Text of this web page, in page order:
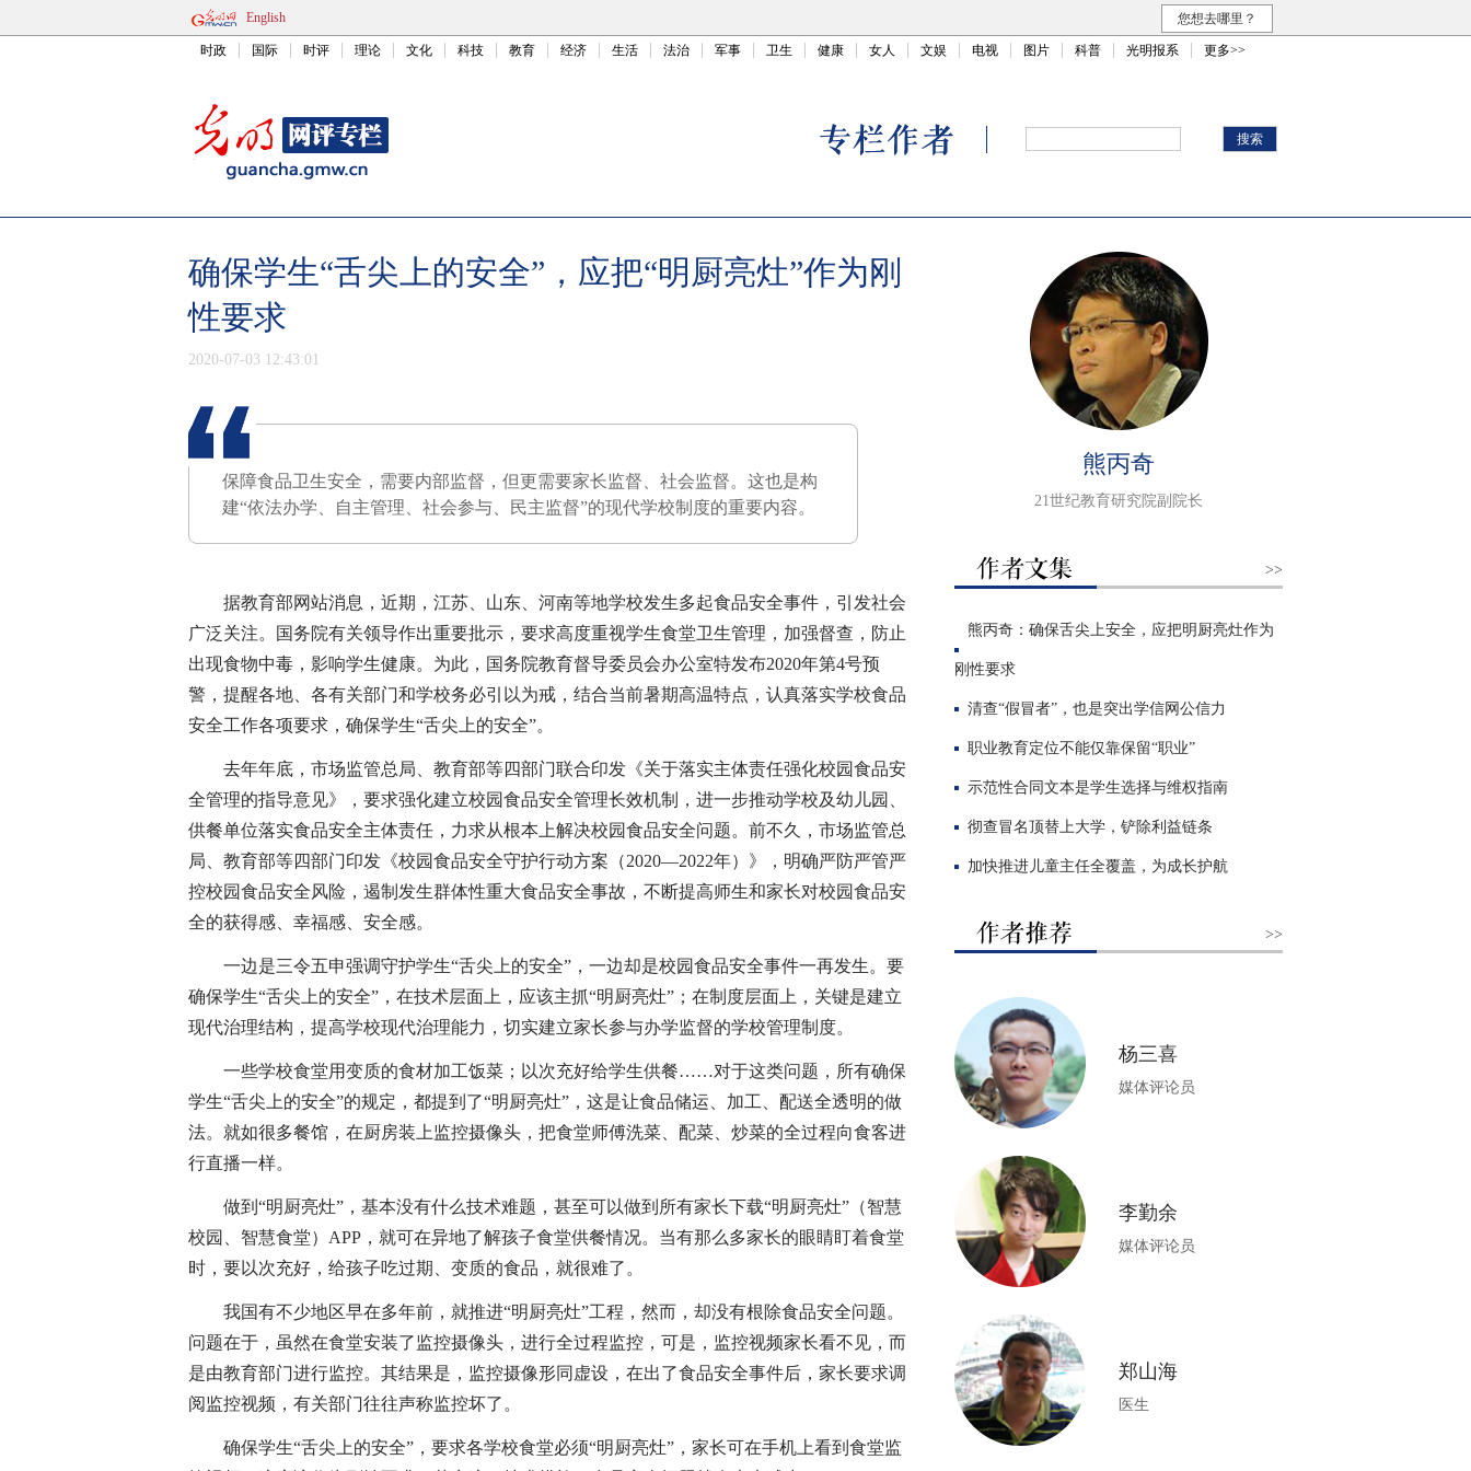
English 您想去哪里？
时政 国际 时评 理论 文化 科技 教育 经济 生活 法治 军事 卫生 健康 女人 文娱 电视 图片 科普 光明报系 更多>>
确保学生“舌尖上的安全”，应把“明厨亮灶”作为刚
性要求
2020-07-03 12:43:01
保障食品卫生安全，需要内部监督，但更需要家长监督、社会监督。这也是构
建“依法办学、自主管理、社会参与、民主监督”的现代学校制度的重要内容。
据教育部网站消息，近期，江苏、山东、河南等地学校发生多起食品安全事件，引发社会
广泛关注。国务院有关领导作出重要批示，要求高度重视学生食堂卫生管理，加强督查，防止
出现食物中毒，影响学生健康。为此，国务院教育督导委员会办公室特发布2020年第4号预
警，提醒各地、各有关部门和学校务必引以为戒，结合当前暑期高温特点，认真落实学校食品
安全工作各项要求，确保学生“舌尖上的安全”。
去年年底，市场监管总局、教育部等四部门联合印发《关于落实主体责任强化校园食品安
全管理的指导意见》，要求强化建立校园食品安全管理长效机制，进一步推动学校及幼儿园、
供餐单位落实食品安全主体责任，力求从根本上解决校园食品安全问题。前不久，市场监管总
局、教育部等四部门印发《校园食品安全守护行动方案（2020—2022年）》，明确严防严管严
控校园食品安全风险，遏制发生群体性重大食品安全事故，不断提高师生和家长对校园食品安
全的获得感、幸福感、安全感。
一边是三令五申强调守护学生“舌尖上的安全”，一边却是校园食品安全事件一再发生。要
确保学生“舌尖上的安全”，在技术层面上，应该主抓“明厨亮灶”；在制度层面上，关键是建立
现代治理结构，提高学校现代治理能力，切实建立家长参与办学监督的学校管理制度。
一些学校食堂用变质的食材加工饭菜；以次充好给学生供餐……对于这类问题，所有确保
学生“舌尖上的安全”的规定，都提到了“明厨亮灶”，这是让食品储运、加工、配送全透明的做
法。就如很多餐馆，在厨房装上监控摄像头，把食堂师傅洗菜、配菜、炒菜的全过程向食客进
行直播一样。
做到“明厨亮灶”，基本没有什么技术难题，甚至可以做到所有家长下载“明厨亮灶”（智慧
校园、智慧食堂）APP，就可在异地了解孩子食堂供餐情况。当有那么多家长的眼睛盯着食堂
时，要以次充好，给孩子吃过期、变质的食品，就很难了。
我国有不少地区早在多年前，就推进“明厨亮灶”工程，然而，却没有根除食品安全问题。
问题在于，虽然在食堂安装了监控摄像头，进行全过程监控，可是，监控视频家长看不见，而
是由教育部门进行监控。其结果是，监控摄像形同虚设，在出了食品安全事件后，家长要求调
阅监控视频，有关部门往往声称监控坏了。
确保学生“舌尖上的安全”，要求各学校食堂必须“明厨亮灶”，家长可在手机上看到食堂监
熊丙奇
21世纪教育研究院副院长
>>
熊丙奇：确保舌尖上安全，应把明厨亮灶作为
刚性要求
清查“假冒者”，也是突出学信网公信力
职业教育定位不能仅靠保留“职业”
示范性合同文本是学生选择与维权指南
彻查冒名顶替上大学，铲除利益链条
加快推进儿童主任全覆盖，为成长护航
>>
杨三喜
媒体评论员
李勤余
媒体评论员
郑山海
医生